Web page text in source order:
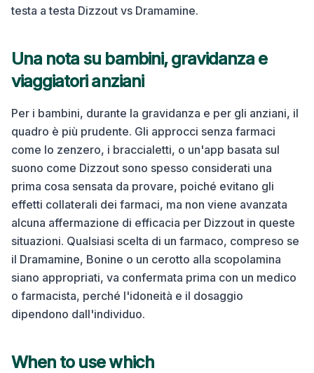
testa a testa Dizzout vs Dramamine.
Una nota su bambini, gravidanza e
viaggiatori anziani
Per i bambini, durante la gravidanza e per gli anziani, il
quadro è più prudente. Gli approcci senza farmaci
come lo zenzero, i braccialetti, o un'app basata sul
suono come Dizzout sono spesso considerati una
prima cosa sensata da provare, poiché evitano gli
effetti collaterali dei farmaci, ma non viene avanzata
alcuna affermazione di efficacia per Dizzout in queste
situazioni. Qualsiasi scelta di un farmaco, compreso se
il Dramamine, Bonine o un cerotto alla scopolamina
siano appropriati, va confermata prima con un medico
o farmacista, perché l'idoneità e il dosaggio
dipendono dall'individuo.
When to use which